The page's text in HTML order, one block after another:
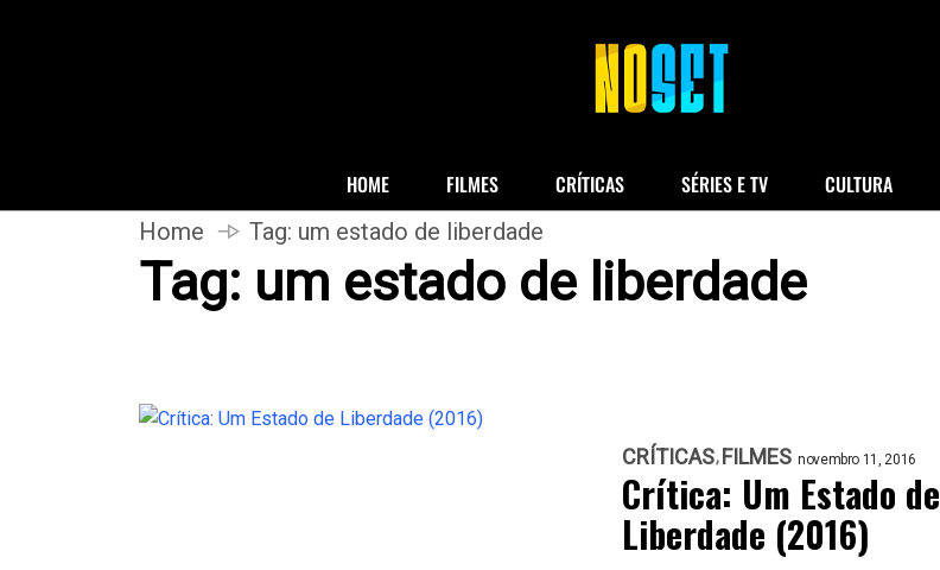
HOME FILMES CRÍTICAS SÉRIES E TV CULTURA
Home
Tag: um estado de liberdade
Tag: um estado de liberdade
CRÍTICAS FILMES novembro 11, 2016
Crítica: Um Estado de
Liberdade (2016)